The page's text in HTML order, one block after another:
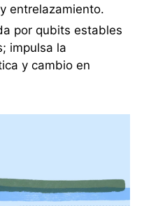
entrelazamiento.
por qubits estables
impulsa la
y cambio en